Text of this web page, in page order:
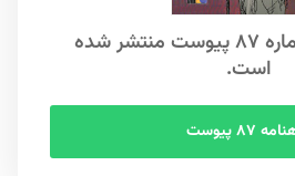
این مطلب در شماره ۸۷ پیوست منتشر شده
است.
۸۷ پیوست